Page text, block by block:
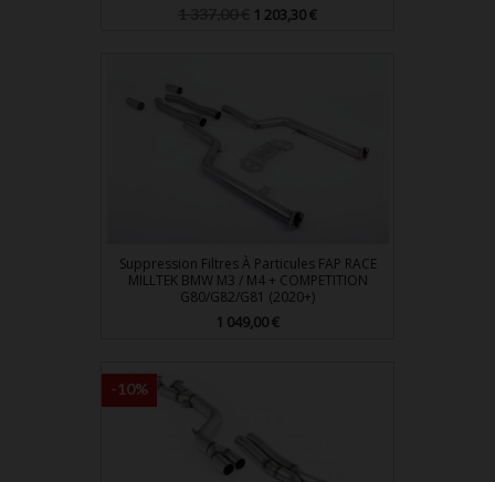
Prix
1 203,30 €
Suppression Filtres À Particules FAP RACE
MILLTEK BMW M3 / M4 + COMPETITION
G80/G82/G81 (2020+)
Prix
1 049,00 €
-10%